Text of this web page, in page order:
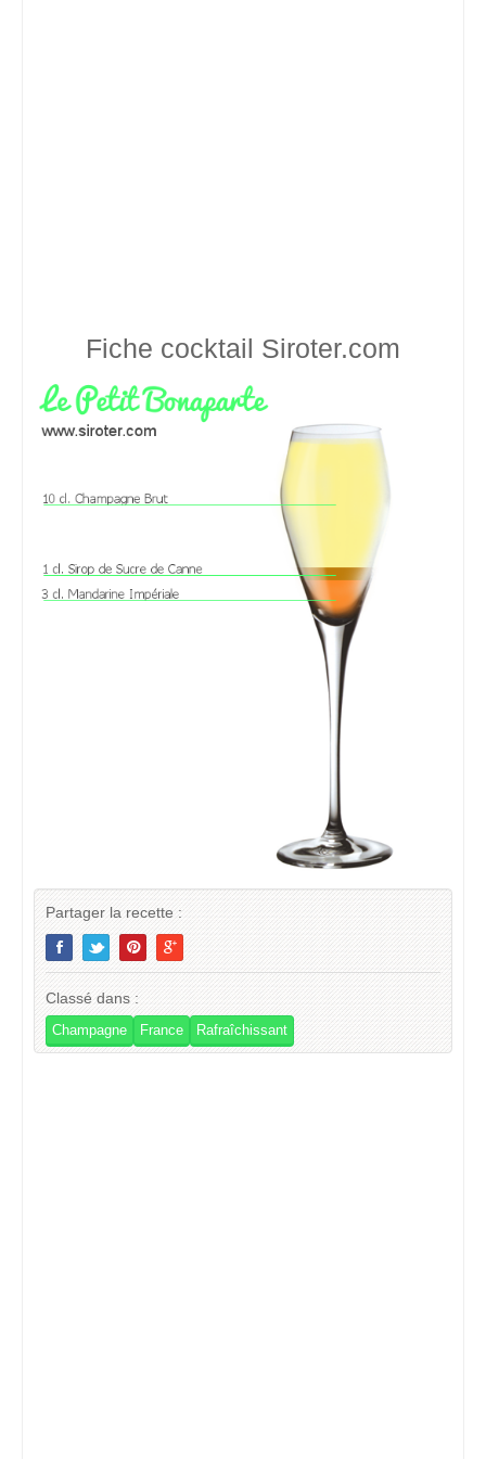
Fiche cocktail Siroter.com
Partager la recette :
Classé dans :
Champagne France Rafraîchissant